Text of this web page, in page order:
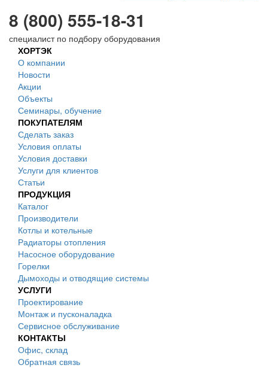
8 (800) 555-18-31
специалист по подбору оборудования
ХОРТЭК
О компании
Новости
Акции
Объекты
Семинары, обучение
ПОКУПАТЕЛЯМ
Сделать заказ
Условия оплаты
Условия доставки
Услуги для клиентов
Статьи
ПРОДУКЦИЯ
Каталог
Производители
Котлы и котельные
Радиаторы отопления
Насосное оборудование
Горелки
Дымоходы и отводящие системы
УСЛУГИ
Проектирование
Монтаж и пусконаладка
Сервисное обслуживание
КОНТАКТЫ
Офис, склад
Обратная связь